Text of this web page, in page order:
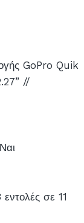
GoPro Quik
//
σε 11